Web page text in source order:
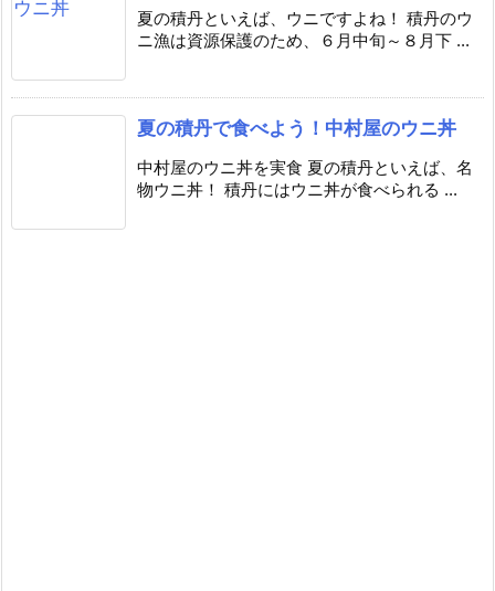
夏の積丹といえば、ウニですよね！ 積丹のウ
ニ漁は資源保護のため、６月中旬～８月下 ...
夏の積丹で食べよう！中村屋のウニ丼
中村屋のウニ丼を実食 夏の積丹といえば、名
物ウニ丼！ 積丹にはウニ丼が食べられる ...